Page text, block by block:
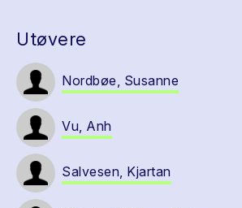
Utøvere
Nordbøe, Susanne
Vu, Anh
Salvesen, Kjartan